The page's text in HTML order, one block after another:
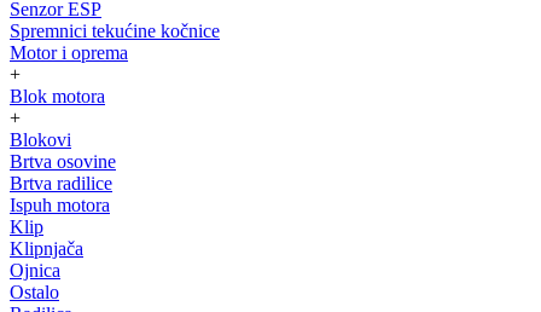
Senzor ESP
Spremnici tekućine kočnice
Motor i oprema
+
Blok motora
+
Blokovi
Brtva osovine
Brtva radilice
Ispuh motora
Klip
Klipnjača
Ojnica
Ostalo